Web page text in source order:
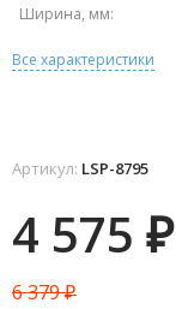
Ширина, мм:
Все характеристики
Артикул: LSP-8795
4 575 ₽
6 379₽